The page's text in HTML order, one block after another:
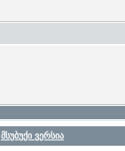
მსუბუქი ვერსია